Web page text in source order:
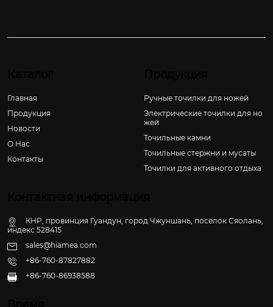
Главная
Продукция
Новости
О Hас
Контакты
Ручные точилки для ножей
Электрические точилки для но
жей
Точильные камни
Точильные стержни и мусаты
Точилки для активного отдыха
КНР, провинция Гуандун, город Чжуншань, посёлок Сяолань,
индекс 528415
sales@hiamea.com
+86-760-87827882
 +86-760-86938588